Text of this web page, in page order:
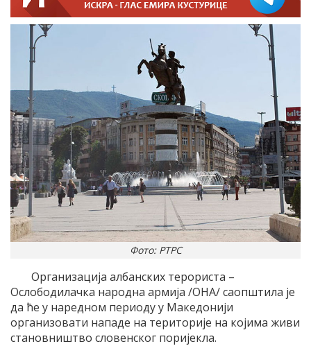
Фото: РТРС
Организација албанских терориста –
Ослободилачка народна армија /ОНА/ саопштила је
да ће у наредном периоду у Македонији
организовати нападе на територије на којима живи
становништво словенског поријекла.